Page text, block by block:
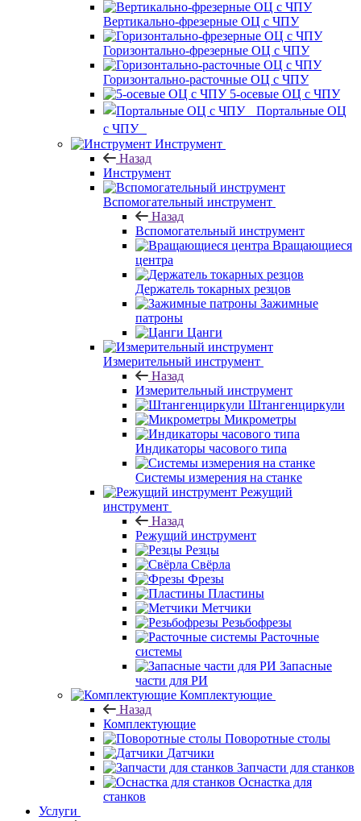
Вертикально-фрезерные ОЦ с ЧПУ
Горизонтально-фрезерные ОЦ с ЧПУ
Горизонтально-расточные ОЦ с ЧПУ
5-осевые ОЦ с ЧПУ
Портальные ОЦ
с ЧПУ
Инструмент
Назад
Инструмент
Вспомогательный инструмент
Назад
Вспомогательный инструмент
Вращающиеся
центра
Держатель токарных резцов
Зажимные
патроны
Цанги
Измерительный инструмент
Назад
Измерительный инструмент
Штангенциркули
Микрометры
Индикаторы часового типа
Системы измерения на станке
Режущий
инструмент
Назад
Режущий инструмент
Резцы
Свёрла
Фрезы
Пластины
Метчики
Резьбофрезы
Расточные
системы
Запасные
части для РИ
Комплектующие
Назад
Комплектующие
Поворотные столы
Датчики
Запчасти для станков
Оснастка для
станков
Услуги